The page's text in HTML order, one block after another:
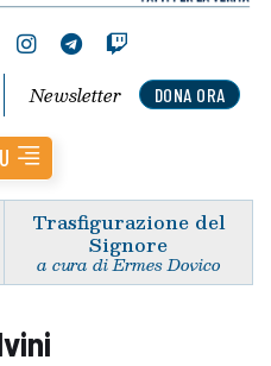
DONA ORA
Newsletter
Trasfigurazione del
Signore
a cura di Ermes Dovico